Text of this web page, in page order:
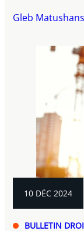
Gleb
10 DÉC 2024
BULLETIN